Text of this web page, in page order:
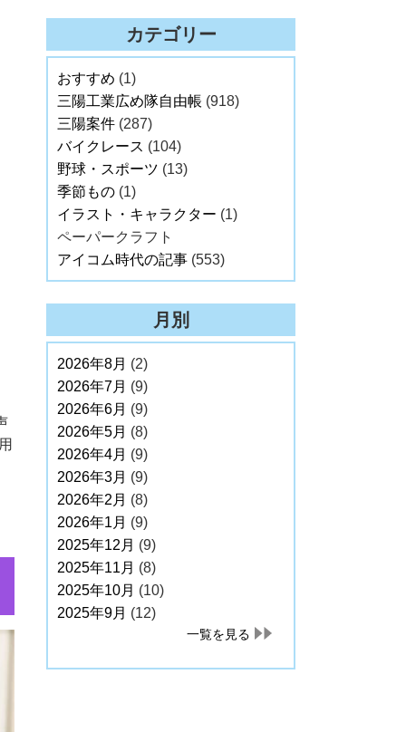
カテゴリー
おすすめ (1)
三陽工業広め隊自由帳 (918)
三陽案件 (287)
バイクレース (104)
野球・スポーツ (13)
季節もの (1)
イラスト・キャラクター (1)
ペーパークラフト
アイコム時代の記事 (553)
月別
2026年8月 (2)
2026年7月 (9)
2026年6月 (9)
2026年5月 (8)
2026年4月 (9)
2026年3月 (9)
2026年2月 (8)
2026年1月 (9)
2025年12月 (9)
2025年11月 (8)
2025年10月 (10)
2025年9月 (12)
一覧を見る